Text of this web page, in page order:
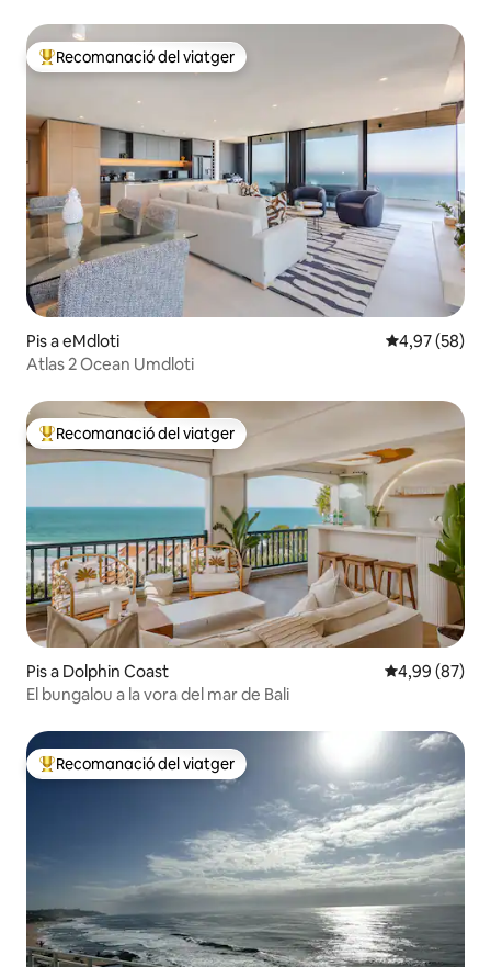
Principals recomanacions dels viatgers
Recomanació del viatger
Pis a eMdloti 4,97 de
4,97 (58)
Atlas 2 Ocean Umdloti
Principals recomanacions dels viatgers
Recomanació del viatger
Pis a Dolphin Coast 4,99 de
4,99 (87)
El bungalou a la vora del mar de Bali
Principals recomanacions dels viatgers
Recomanació del viatger